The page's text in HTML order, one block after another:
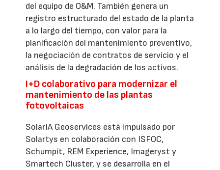
del equipo de O&M. También genera un
registro estructurado del estado de la planta
a lo largo del tiempo, con valor para la
planificación del mantenimiento preventivo,
la negociación de contratos de servicio y el
análisis de la degradación de los activos.
I+D colaborativo para modernizar el
mantenimiento de las plantas
fotovoltaicas
SolarIA Geoservices está impulsado por
Solartys en colaboración con ISFOC,
Schumpit, REM Experience, Imageryst y
Smartech Cluster, y se desarrolla en el